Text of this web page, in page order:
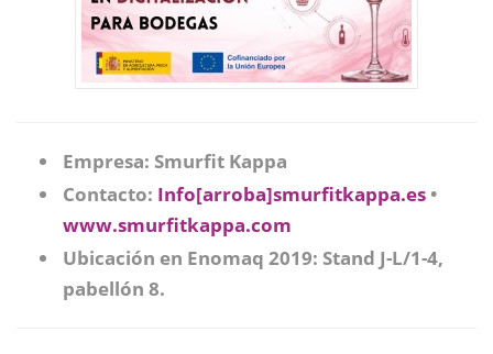
Empresa: Smurfit Kappa
Contacto: Info[arroba]smurfitkappa.es •
www.smurfitkappa.com
Ubicación en Enomaq 2019: Stand J-L/1-4,
pabellón 8.